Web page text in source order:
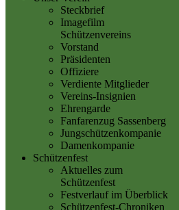
Steckbrief
Imagefilm
Schützenvereins
Vorstand
Präsidenten
Offiziere
Verdiente Mitglieder
Vereins-Insignien
Ehrengarde
Fanfarenzug Sassenberg
Jungschützenkompanie
Damenkompanie
Schützenfest
Aktuelles zum
Schützenfest
Festverlauf im Überblick
Schützenfest-Chroniken